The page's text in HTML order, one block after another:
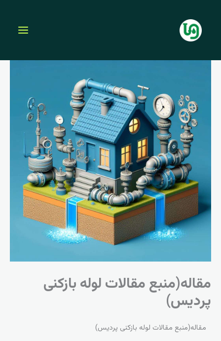
مقاله(منبع مقالات لوله بازکنی
پردیس)
مقاله(منبع مقالات لوله بازکنی پردیس)